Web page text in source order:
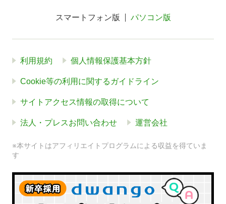
スマートフォン版 パソコン版
利用規約 個人情報保護基本方針
Cookie等の利用に関するガイドライン
サイトアクセス情報の取得について
法人・プレスお問い合わせ 運営会社
※本サイトはアフィリエイトプログラムによる収益を得ていま
す